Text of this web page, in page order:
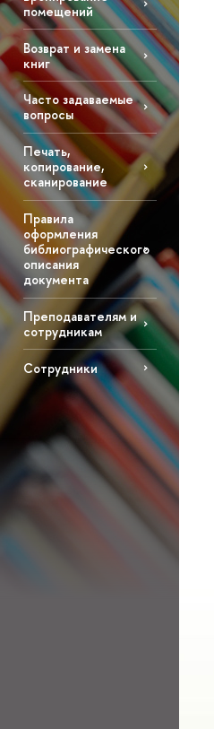
помещений
Возврат и замена
книг
Часто задаваемые
вопросы
Печать,
копирование,
сканирование
Правила
оформления
библиографического
описания
документа
Преподавателям и
сотрудникам
Сотрудники